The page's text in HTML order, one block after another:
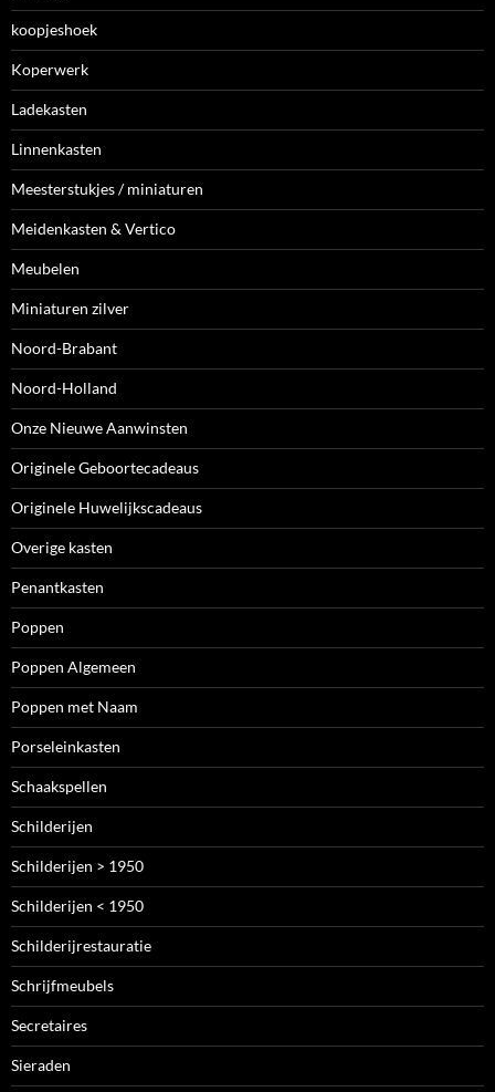
koopjeshoek
Koperwerk
Ladekasten
Linnenkasten
Meesterstukjes / miniaturen
Meidenkasten & Vertico
Meubelen
Miniaturen zilver
Noord-Brabant
Noord-Holland
Onze Nieuwe Aanwinsten
Originele Geboortecadeaus
Originele Huwelijkscadeaus
Overige kasten
Penantkasten
Poppen
Poppen Algemeen
Poppen met Naam
Porseleinkasten
Schaakspellen
Schilderijen
Schilderijen > 1950
Schilderijen < 1950
Schilderijrestauratie
Schrijfmeubels
Secretaires
Sieraden